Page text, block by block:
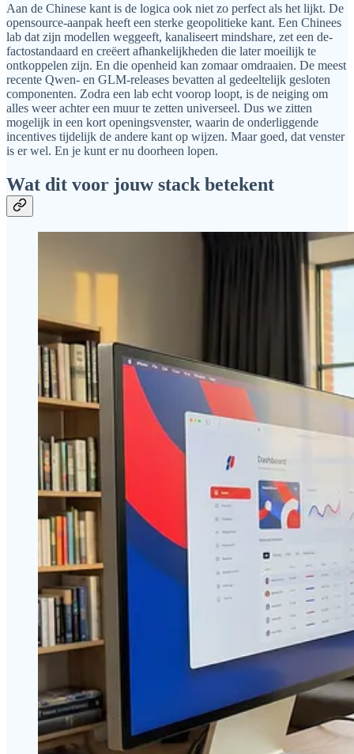
Aan de Chinese kant is de logica ook niet zo perfect als het lijkt. De
opensource-aanpak heeft een sterke geopolitieke kant. Een Chinees
lab dat zijn modellen weggeeft, kanaliseert mindshare, zet een de-
factostandaard en creëert afhankelijkheden die later moeilijk te
ontkoppelen zijn. En die openheid kan zomaar omdraaien. De meest
recente Qwen- en GLM-releases bevatten al gedeeltelijk gesloten
componenten. Zodra een lab echt voorop loopt, is de neiging om
alles weer achter een muur te zetten universeel. Dus we zitten
mogelijk in een kort openingsvenster, waarin de onderliggende
incentives tijdelijk de andere kant op wijzen. Maar goed, dat venster
is er wel. En je kunt er nu doorheen lopen.
Wat dit voor jouw stack betekent